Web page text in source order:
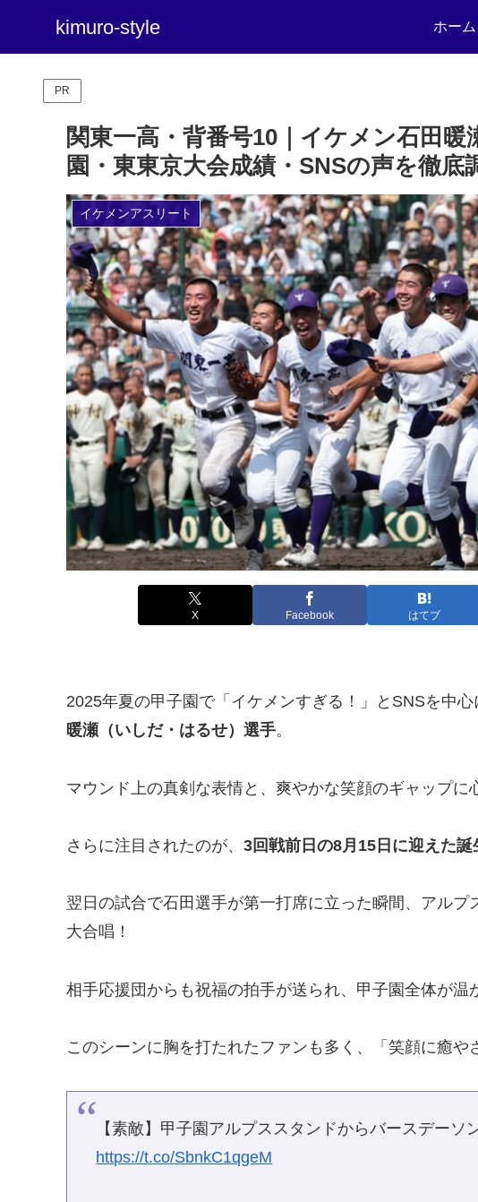
kimuro-style ホーム
PR
関東一高・背番号10｜イケメン石田
園・東東京大会成績・SNSの声を徹底
イケメンアスリート
X Facebook はてブ
2025年夏の甲子園で「イケメンすぎる！」とSNSを中心
暖瀬（いしだ・はるせ）選手。
マウンド上の真剣な表情と、爽やかな笑顔のギャップに
さらに注目されたのが、 3回戦前日の8月15日に迎えた誕
翌日の試合で石田選手が第一打席に立った瞬間、アル
大合唱！
相手応援団からも祝福の拍手が送られ、甲子園全体が温
このシーンに胸を打たれたファンも多く、「笑顔に癒や
【素敵】甲子園アルプススタンドからバースデー
https://t.co/SbnkC1qgeM